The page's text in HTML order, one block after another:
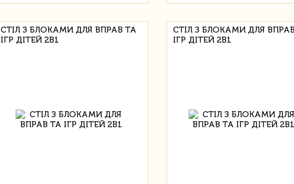
СТІЛ З БЛОКАМИ ДЛЯ ВПРАВ ТА
ІГР ДІТЕЙ 2В1
СТІЛ З БЛОКАМИ ДЛЯ
ІГР ДІТЕЙ 2В1